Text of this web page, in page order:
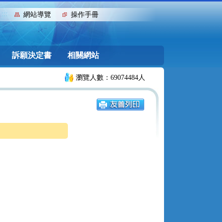
::: 網站導覽 操作手冊
訴願決定書 相關網站
瀏覽人數：69074484人